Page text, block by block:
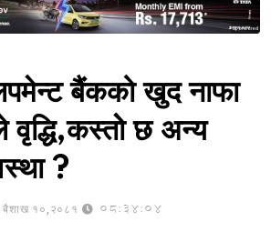
Sponsored
बैंकको खुद नाफा
छ अन्य
?
बैशाख १०,२०८१ 08:34:04